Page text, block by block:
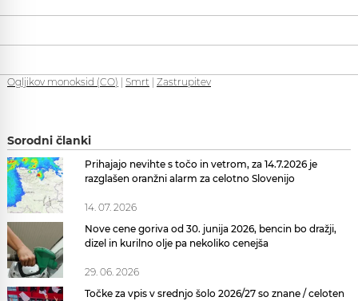
Ogljikov monoksid (CO) Smrt Zastrupitev
Sorodni članki
Prihajajo nevihte s točo in vetrom, za 14.7.2026 je
razglašen oranžni alarm za celotno Slovenijo
14. 07. 2026
Nove cene goriva od 30. junija 2026, bencin bo dražji,
dizel in kurilno olje pa nekoliko cenejša
29. 06. 2026
Točke za vpis v srednjo šolo 2026/27 so znane / celoten